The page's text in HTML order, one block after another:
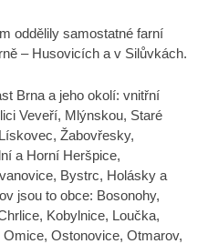
oddělily samostatné farní
– Husovicích a v Silůvkách.
Brna a jeho okolí: vnitřní
Veveří, Mlýnskou, Staré
Žabovřesky,
a Horní Heršpice,
Bystrc, Holásky a
jsou to obce: Bosonohy,
Kobylnice, Loučka,
Ostonovice, Otmarov,